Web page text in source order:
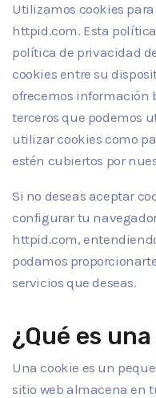
Utilizamos cookies
httpid.com. Esta
política de privacidad
cookies entre su
ofrecemos información
terceros que podemos
utilizar cookies como
estén cubiertos por
Si no deseas aceptar
configurar tu
httpid.com,
podamos
servicios que deseas.
¿Qué es
Una cookie es un
sitio web almacena en